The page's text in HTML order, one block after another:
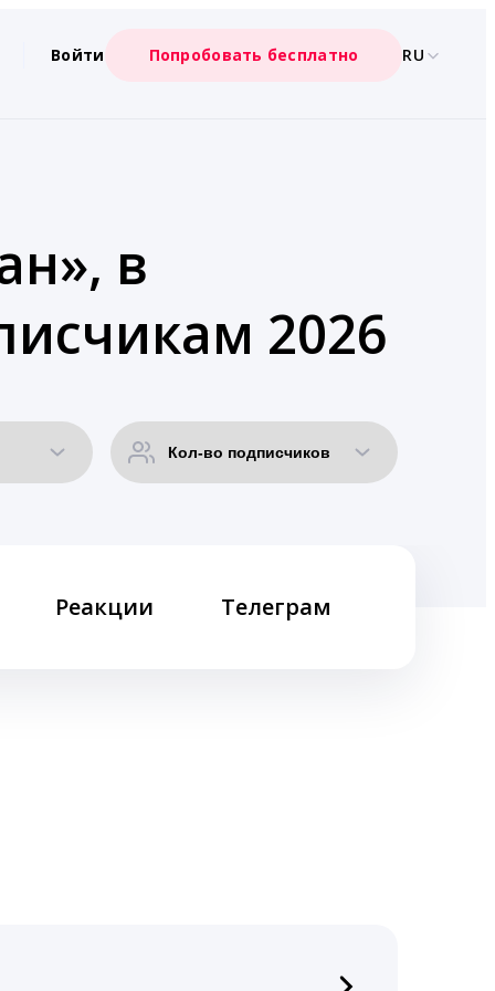
Войти Попробовать бесплатно RU
в
2026
Реакции Телеграм